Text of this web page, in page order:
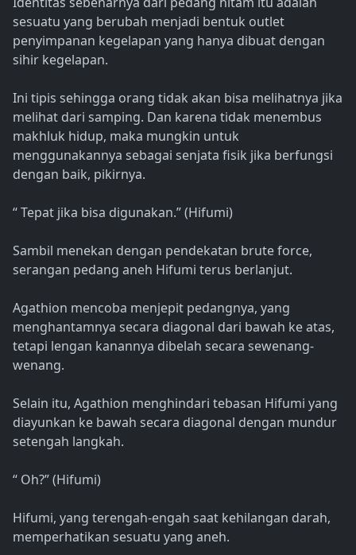
sesuatu yang berubah menjadi bentuk outlet
penyimpanan kegelapan yang hanya dibuat dengan
sihir kegelapan.
Ini tipis sehingga orang tidak akan bisa melihatnya jika
melihat dari samping. Dan karena tidak menembus
makhluk hidup, maka mungkin untuk
menggunakannya sebagai senjata fisik jika berfungsi
dengan baik, pikirnya.
“ Tepat jika bisa digunakan.” (Hifumi)
Sambil menekan dengan pendekatan brute force,
serangan pedang aneh Hifumi terus berlanjut.
Agathion mencoba menjepit pedangnya, yang
menghantamnya secara diagonal dari bawah ke atas,
tetapi lengan kanannya dibelah secara sewenang-
wenang.
Selain itu, Agathion menghindari tebasan Hifumi yang
diayunkan ke bawah secara diagonal dengan mundur
setengah langkah.
“ Oh?” (Hifumi)
Hifumi, yang terengah-engah saat kehilangan darah,
memperhatikan sesuatu yang aneh.